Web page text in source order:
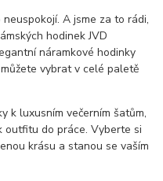
A jsme za to rádi,
hodinek JVD
náramkové hodinky
vybrat v celé paletě
k luxusním večerním šatům,
outfitu do práce. Vyberte si
krásu a stanou se vaším